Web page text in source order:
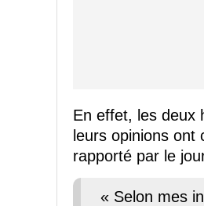
En effet, les deux
leurs opinions ont
rapporté par le
« Selon mes